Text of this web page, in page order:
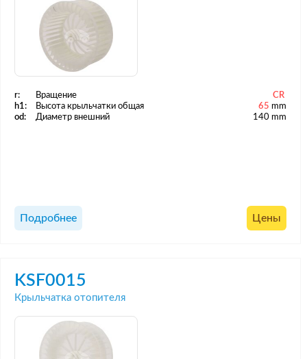
r: Вращение
CR
h1:
Высота крыльчатки общая 65 mm
od:
Диаметр внешний 140 mm
Подробнее Цены
KSF0015
Крыльчатка отопителя